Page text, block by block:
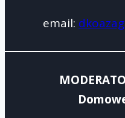
email: